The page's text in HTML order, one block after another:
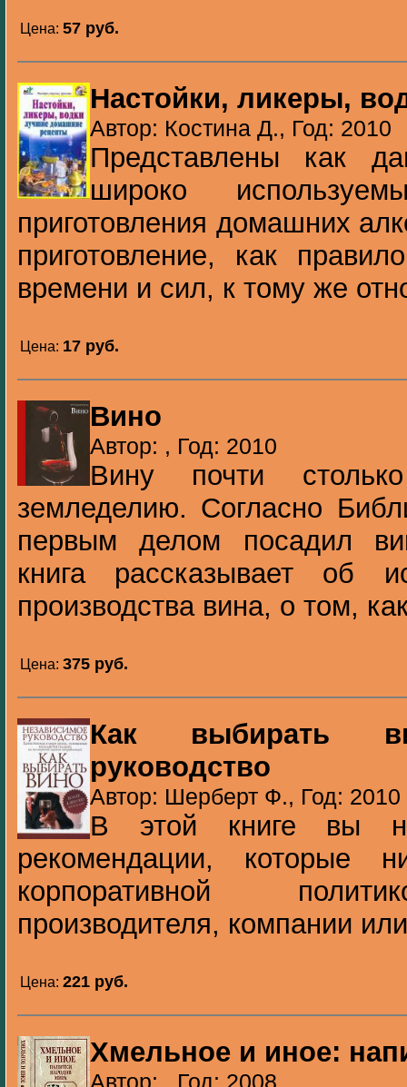
Цена: 57 pуб.
Настойки, ликеры,
Автор: Костина Д., Год: 2010
Представлены как
широко
приготовления домашних
приготовление, как
времени и сил, к тому же
Цена: 17 pуб.
Вино
Автор: , Год: 2010
Вину почти
земледелию. Согласно
первым делом посадил
книга рассказывает об
производства вина, о том,
Цена: 375 pуб.
Как выбирать
руководство
Автор: Шерберт Ф., Год: 2010
В этой книге вы
рекомендации, которые
корпоративной
производителя, компании
Цена: 221 pуб.
Хмельное и иное:
Автор: , Год: 2008